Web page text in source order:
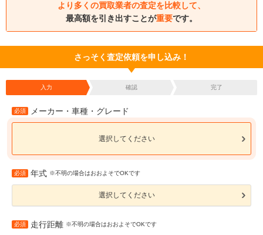
より多くの買取業者の査定を比較して、
最高額を引き出すことが重要です。
さっそく査定依頼を申し込み！
入力 確認 完了
必須 メーカー・車種・グレード
選択してください
必須 年式 ※不明の場合はおおよそでOKです
選択してください
必須 走行距離 ※不明の場合はおおよそでOKです